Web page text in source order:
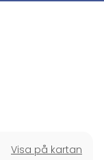
Visa på kartan